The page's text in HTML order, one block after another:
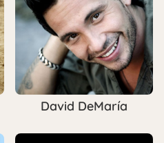
David DeMaría